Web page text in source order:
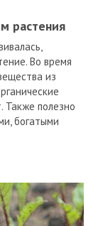
растения
Во время
из
Также полезно
богатыми